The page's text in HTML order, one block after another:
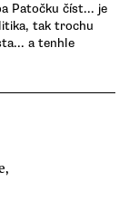
Patočku číst... je
tak trochu
a tenhle